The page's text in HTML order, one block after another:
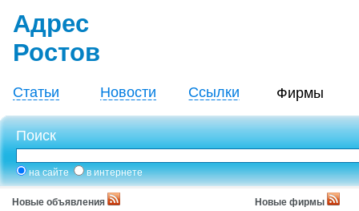
Адрес
Ростов
Статьи Новости Ссылки Фирмы
Поиск
на сайте в интернете
Новые объявления Новые фирмы